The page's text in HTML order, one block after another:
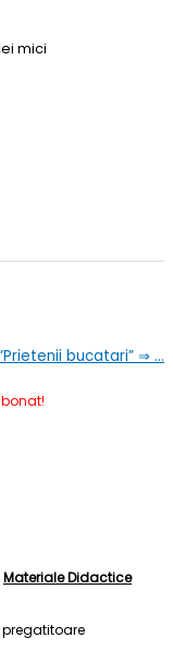
mici
bucatari” ⇒ …
Materiale Didactice